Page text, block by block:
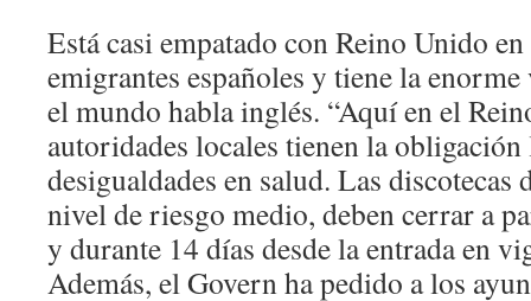
Está casi empatado con Reino Unido
emigrantes españoles y tiene la
el mundo habla inglés. “Aquí en el
autoridades locales tienen la
desigualdades en salud. Las
nivel de riesgo medio, deben cerrar a
y durante 14 días desde la entrada en
Además, el Govern ha pedido a los